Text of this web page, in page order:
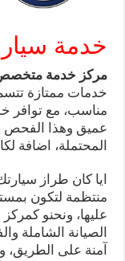
خدمة
مركز خدمة
خدمات ممتازة
مناسب، مع توافر
عميق وهذا الفحص
المحتملة، اضافة
ايا كان طراز
منتظمة لتكون
عليها، ونحنو
الصيانة الشاملة
آمنة على الطريق،